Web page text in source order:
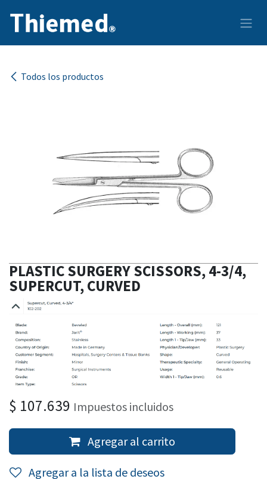
Todos los productos
PLASTIC SURGERY SCISSORS, 4-3/4,
SUPERCUT, CURVED
$ 107.639 Impuestos incluidos
Agregar al carrito
Agregar a la lista de deseos